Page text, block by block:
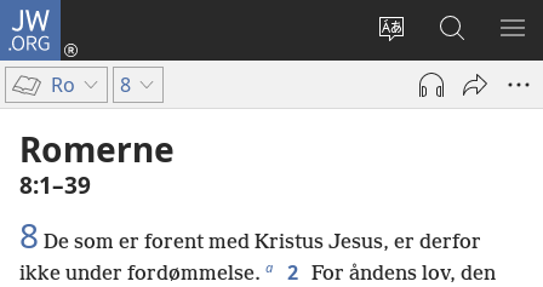
JW.ORG
Endre
språk
Logg
inn
(åpner
Søk
på
JW.ORG
VIS
Ro 8
Romerne
8:1–39
8 De som er forent med Kristus Jesus, er derfor
ikke under fordømmelse. a 2 For åndens lov, den